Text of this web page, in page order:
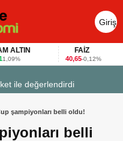
Giriş
Yap
FAİZ
40,65-0,12%
ile değerlendirdi
şampiyonları belli oldu!
belli